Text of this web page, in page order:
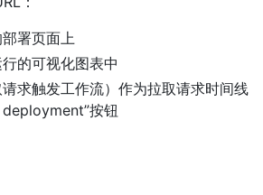
署页面上
的可视化图表中
请求触发工作流）作为拉取请求时间线
按钮